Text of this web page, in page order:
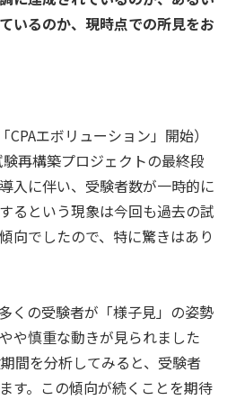
いるのか、現時点での所見をお
エボリューション」開始）
再構築プロジェクトの最終段
入に伴い、受験者数が一時的に
るという現象は今回も過去の試
向でしたので、特に驚きはあり
くの受験者が「様子見」の姿勢
や慎重な動きが見られました
間を分析してみると、受験者
す。この傾向が続くことを期待